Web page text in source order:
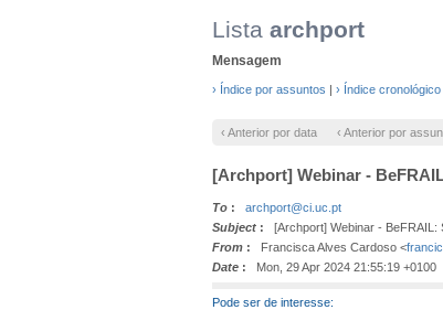
Lista archport
Mensagem
› Índice por assuntos | › Índice cronológico
‹ Anterior por data ‹ Anterior por
[Archport] Webinar -
To :
archport@ci.uc.pt
Subject : [Archport] Webinar - BeFRAIL:
From : Francisca Alves Cardoso <
Date : Mon, 29 Apr 2024 21:55:19 +0100
Pode ser de interesse: